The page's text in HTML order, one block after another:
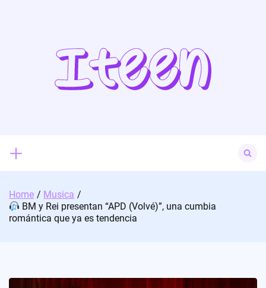
for:
Home
Musica
BM y Rei presentan “APD (Volvé)”, una cumbia
romántica que ya es tendencia